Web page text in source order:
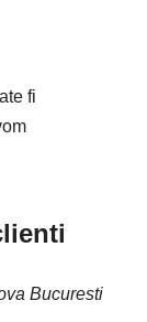
fi
Bucuresti